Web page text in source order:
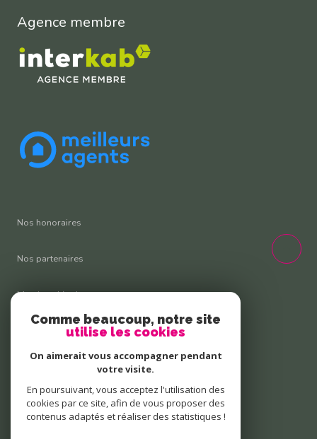
Agence membre
Nos honoraires
Nos partenaires
Mentions légales
Cookies
Comme beaucoup, notre site
utilise les cookies
On aimerait vous accompagner pendant
votre visite.
En poursuivant, vous acceptez l'utilisation des
cookies par ce site, afin de vous proposer des
contenus adaptés et réaliser des statistiques !